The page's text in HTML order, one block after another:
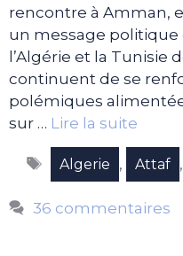
rencontre à Amman,
un message politique
l’Algérie et la Tunisie
continuent de se
polémiques
sur … Lire la suite
Étiquettes
Algerie , Attaf ,
36 commentaires